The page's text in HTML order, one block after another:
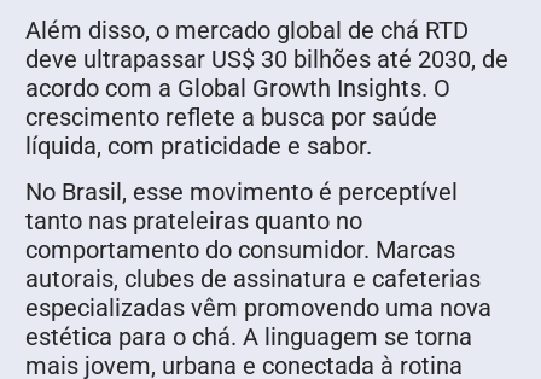
Além disso, o mercado global de chá RTD
deve ultrapassar US$ 30 bilhões até 2030, de
acordo com a Global Growth Insights. O
crescimento reflete a busca por saúde
líquida, com praticidade e sabor.
No Brasil, esse movimento é perceptível
tanto nas prateleiras quanto no
comportamento do consumidor. Marcas
autorais, clubes de assinatura e cafeterias
especializadas vêm promovendo uma nova
estética para o chá. A linguagem se torna
mais jovem, urbana e conectada à rotina